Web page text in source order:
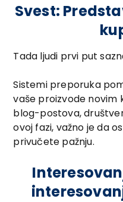
Svest:
Tada ljudi prvi put
Sistemi preporuka
vaše proizvode novim
blog-postova,
ovoj fazi, važno je da
privučete pažnju.